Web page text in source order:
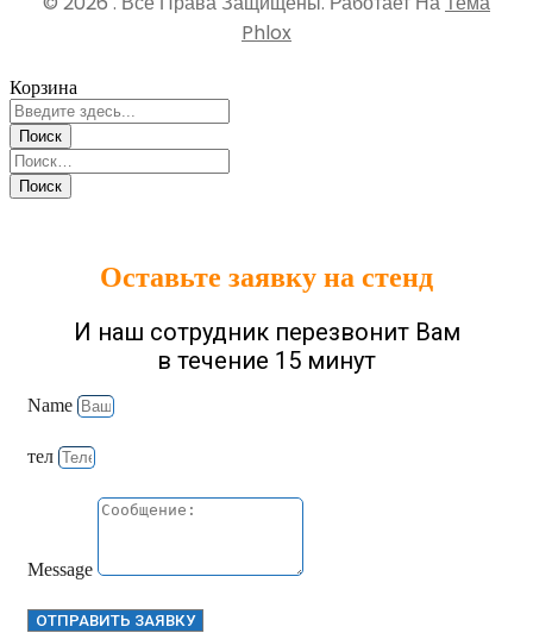
Phlox
Корзина
Оставьте заявку на стенд
И наш сотрудник перезвонит Вам
в течение 15 минут
Name
тел
Message
ОТПРАВИТЬ ЗАЯВКУ